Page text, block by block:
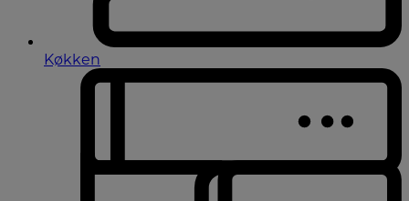
Køkken